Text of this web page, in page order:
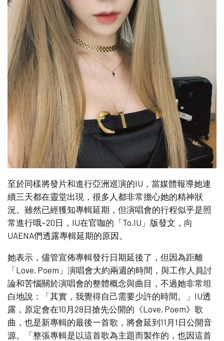
至於同樣將發片和進行亞洲巡演的IU，當媒體報導她連
續三天都在靈堂出現，很多人都非常擔心她的精神狀
況。雖然已經獲知專輯延期，但演唱會的行程似乎是照
常進行哦~20日，IU在官咖的「To.IU」版發文，向
UAENA們透露專輯延期的原因。
她表示，儘管宣佈專輯發行日期延後了，但因為距離
「Love, Poem」演唱會大約兩週的時間，與工作人員討
論和苦惱關於演唱會的整體概念與曲目，不過她非常坦
白地說：「其實，我覺得自己需要少許的時間。」IU透
露，原定會在10月28日搶先公開的《Love, Poem》歌
曲，也是新專輯的最後一首歌，將會延到11月1日公開音
源。「整張專輯是以這首歌為主題而製作的，也因這首